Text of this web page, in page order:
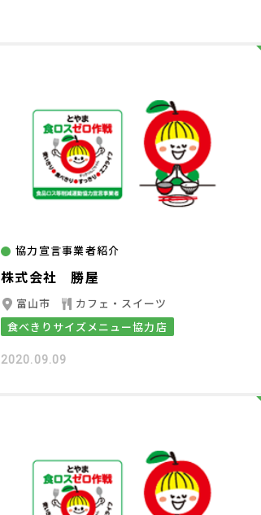
協力宣言事業者紹介
株式会社 勝屋
富山市
カフェ・スイーツ
食べきりサイズメニュー協力店
2020.09.09